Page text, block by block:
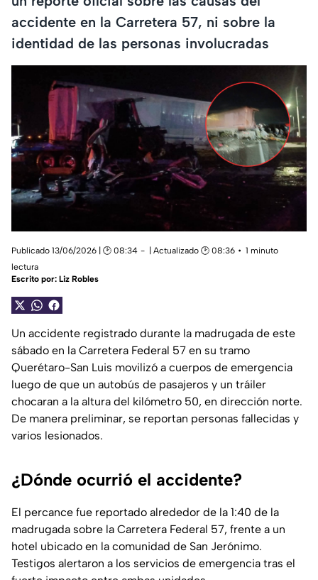
accidente en la Carretera 57, ni sobre la
identidad de las personas involucradas
Publicado 13/06/2026 | 🕑 08:34 | Actualizado 🕑 08:36
1 minuto
lectura
Escrito por: Liz Robles
Un accidente registrado durante la madrugada de este
sábado en la Carretera Federal 57 en su tramo
Querétaro-San Luis movilizó a cuerpos de emergencia
luego de que un autobús de pasajeros y un tráiler
chocaran a la altura del kilómetro 50, en dirección norte.
De manera preliminar, se reportan personas fallecidas y
varios lesionados.
¿Dónde ocurrió el accidente?
El percance fue reportado alrededor de la 1:40 de la
madrugada sobre la Carretera Federal 57, frente a un
hotel ubicado en la comunidad de San Jerónimo.
Testigos alertaron a los servicios de emergencia tras el